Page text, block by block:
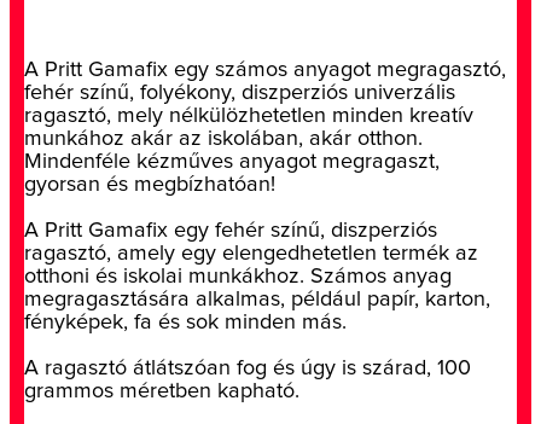
A Pritt Gamafix egy számos anyagot megragasztó,
fehér színű, folyékony, diszperziós univerzális
ragasztó, mely nélkülözhetetlen minden kreatív
munkához akár az iskolában, akár otthon.
Mindenféle kézműves anyagot megragaszt,
gyorsan és megbízhatóan!
A Pritt Gamafix egy fehér színű, diszperziós
ragasztó, amely egy elengedhetetlen termék az
otthoni és iskolai munkákhoz. Számos anyag
megragasztására alkalmas, például papír, karton,
fényképek, fa és sok minden más.
A ragasztó átlátszóan fog és úgy is szárad, 100
grammos méretben kapható.